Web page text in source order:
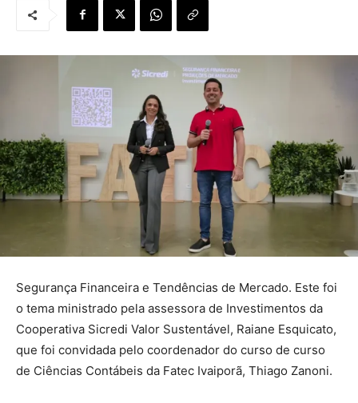
Segurança Financeira e Tendências de Mercado. Este foi
o tema ministrado pela assessora de Investimentos da
Cooperativa Sicredi Valor Sustentável, Raiane Esquicato,
que foi convidada pelo coordenador do curso de curso
de Ciências Contábeis da Fatec Ivaiporã, Thiago Zanoni.